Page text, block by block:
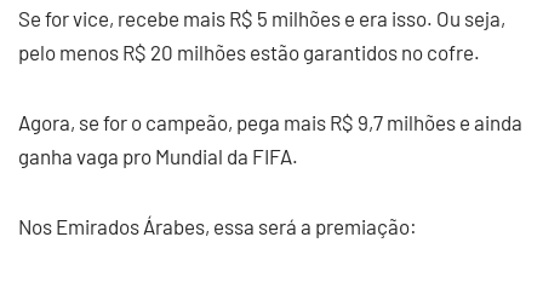
Se for vice, recebe mais R$ 5 milhões e era isso. Ou seja,
pelo menos R$ 20 milhões estão garantidos no cofre.
Agora, se for o campeão, pega mais R$ 9,7 milhões e ainda
ganha vaga pro Mundial da FIFA.
Nos Emirados Árabes, essa será a premiação: